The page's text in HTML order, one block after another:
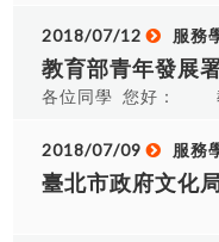
2018/07/12 服務
各位同學 您好： 教
走臺灣，以長期蹲點
務，拓展個人視野，
踐力。 上揭計畫（
2018/07/09 服務